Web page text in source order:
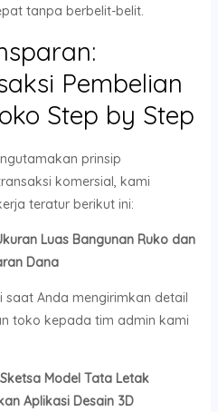
tanpa berbelit-belit.
Pembelian
Step by Step
prinsip
komersial, kami
teratur berikut ini:
Luas Bangunan Ruko dan
Dana
saat Anda mengirimkan detail
toko kepada tim admin kami
Model Tata Letak
Aplikasi Desain 3D